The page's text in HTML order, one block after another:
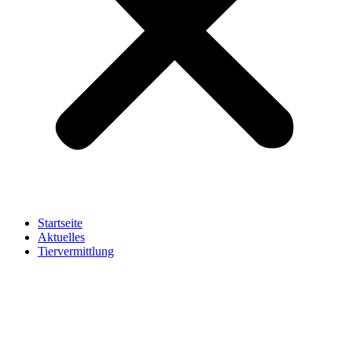
Startseite
Aktuelles
Tiervermittlung